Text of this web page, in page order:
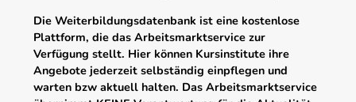
Die Weiterbildungsdatenbank ist eine kostenlose
Plattform, die das Arbeitsmarktservice zur
Verfügung stellt. Hier können Kursinstitute ihre
Angebote jederzeit selbständig einpflegen und
warten bzw aktuell halten. Das Arbeitsmarktservice